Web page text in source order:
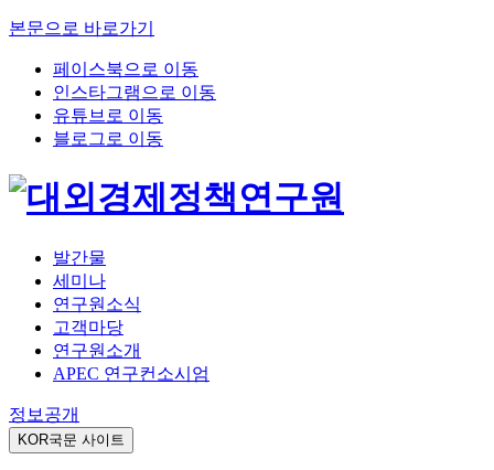
본문으로 바로가기
페이스북으로 이동
인스타그램으로 이동
유튜브로 이동
블로그로 이동
발간물
세미나
연구원소식
고객마당
연구원소개
APEC 연구컨소시엄
정보공개
KOR국문 사이트